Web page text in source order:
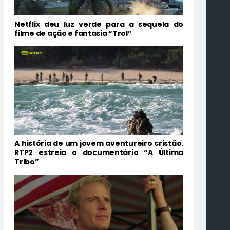
Netflix deu luz verde para a sequela do
filme de ação e fantasia “Trol”
A história de um jovem aventureiro cristão.
RTP2 estreia o documentário “A Última
Tribo”